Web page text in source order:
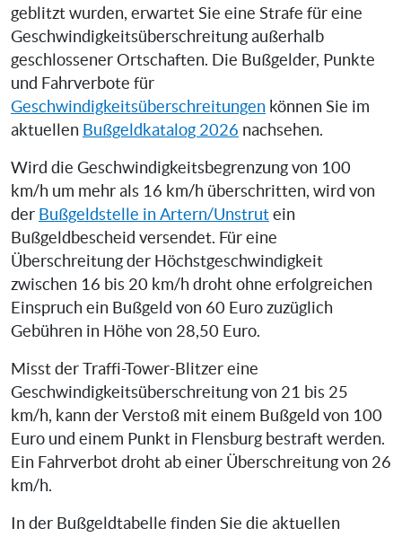
geblitzt wurden, erwartet Sie eine Strafe für eine
Geschwindigkeitsüberschreitung außerhalb
geschlossener Ortschaften. Die Bußgelder, Punkte
und Fahrverbote für
Geschwindigkeitsüberschreitungen können Sie im
aktuellen Bußgeldkatalog 2026 nachsehen.
Wird die Geschwindigkeitsbegrenzung von 100
km/h um mehr als 16 km/h überschritten, wird von
der Bußgeldstelle in Artern/Unstrut ein
Bußgeldbescheid versendet. Für eine
Überschreitung der Höchstgeschwindigkeit
zwischen 16 bis 20 km/h droht ohne erfolgreichen
Einspruch ein Bußgeld von 60 Euro zuzüglich
Gebühren in Höhe von 28,50 Euro.
Misst der Traffi-Tower-Blitzer eine
Geschwindigkeitsüberschreitung von 21 bis 25
km/h, kann der Verstoß mit einem Bußgeld von 100
Euro und einem Punkt in Flensburg bestraft werden.
Ein Fahrverbot droht ab einer Überschreitung von 26
km/h.
In der Bußgeldtabelle finden Sie die aktuellen